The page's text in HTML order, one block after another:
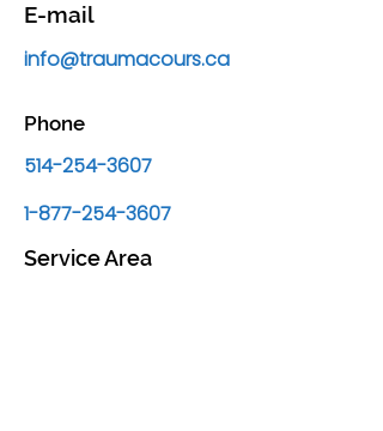
E-mail
info@traumacours.ca
Phone
514-254-3607
1-877-254-3607
Service Area